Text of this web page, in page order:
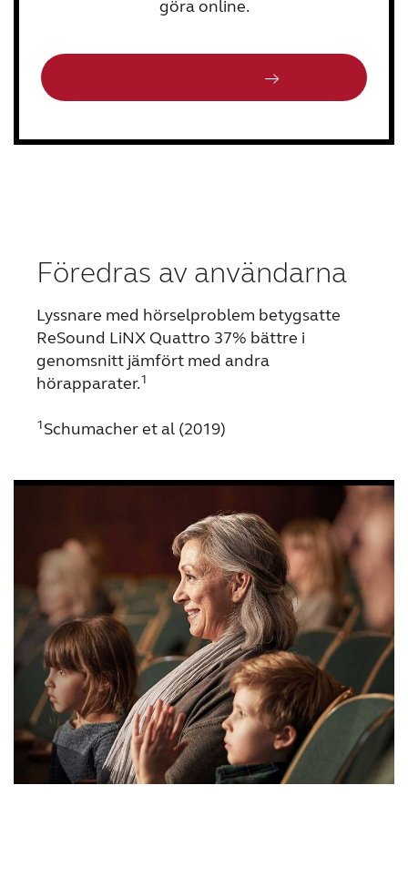
göra online.
Föredras av användarna
Lyssnare med hörselproblem betygsatte
ReSound LiNX Quattro 37% bättre i
genomsnitt jämfört med andra
hörapparater.1
1Schumacher et al (2019)